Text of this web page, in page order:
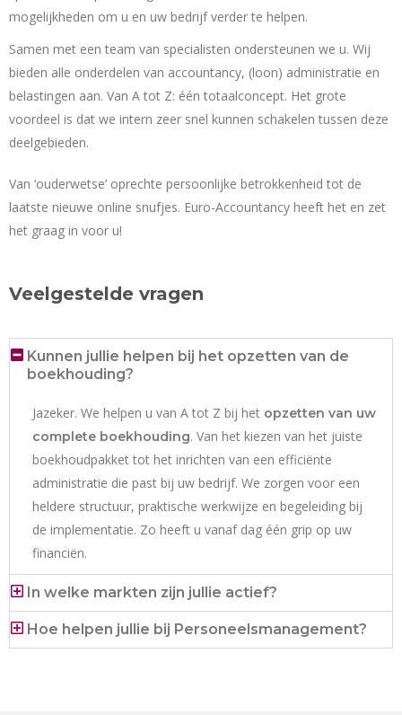
mogelijkheden om u en uw bedrijf verder te helpen.
Samen met een team van specialisten ondersteunen we u. Wij
bieden alle onderdelen van accountancy, (loon) administratie en
belastingen aan. Van A tot Z: één totaalconcept. Het grote
voordeel is dat we intern zeer snel kunnen schakelen tussen deze
deelgebieden.
Van ‘ouderwetse’ oprechte persoonlijke betrokkenheid tot de
laatste nieuwe online snufjes. Euro-Accountancy heeft het en zet
het graag in voor u!
Veelgestelde vragen
Kunnen jullie helpen bij het opzetten van de
boekhouding?
Jazeker. We helpen u van A tot Z bij het opzetten van uw
complete boekhouding. Van het kiezen van het juiste
boekhoudpakket tot het inrichten van een efficiënte
administratie die past bij uw bedrijf. We zorgen voor een
heldere structuur, praktische werkwijze en begeleiding bij
de implementatie. Zo heeft u vanaf dag één grip op uw
financiën.
In welke markten zijn jullie actief?
Hoe helpen jullie bij Personeelsmanagement?